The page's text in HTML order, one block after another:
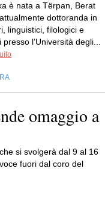
è nata a Tërpan, Berat
dottoranda in
linguistici, filologici e
l’Università degli...
omaggio a
si svolgerà dal 9 al 16
fuori dal coro del